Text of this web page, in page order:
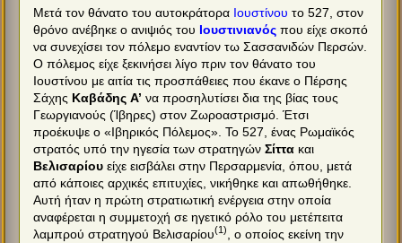
Μετά τον θάνατο του αυτοκράτορα Ιουστίνου το 527, στον
θρόνο ανέβηκε ο ανιψιός του Ιουστινιανός που είχε σκοπό
να συνεχίσει τον πόλεμο εναντίον τω Σασσανιδών Περσών.
O πόλεμος είχε ξεκινήσει λίγο πριν τον θάνατο του
Ιουστίνου με αιτία τις προσπάθειες που έκανε ο Πέρσης
Σάχης Καβάδης Α’ να προσηλυτίσει δια της βίας τους
Γεωργιανούς (Ίβηρες) στον Ζωροαστρισμό. Έτσι
προέκυψε ο «Ιβηρικός Πόλεμος». Το 527, ένας Ρωμαϊκός
στρατός υπό την ηγεσία των στρατηγώνΣίττα και
Βελισαρίου είχε εισβάλει στην Περσαρμενία, όπου, μετά
από κάποιες αρχικές επιτυχίες, νικήθηκε και απωθήθηκε.
Αυτή ήταν η πρώτη στρατιωτική ενέργεια στην οποία
αναφέρεται η συμμετοχή σε ηγετικό ρόλο του μετέπειτα
λαμπρού στρατηγού Βελισαρίου(1), ο οποίος εκείνη την